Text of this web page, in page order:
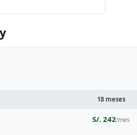
18 meses
S/. 242/mes